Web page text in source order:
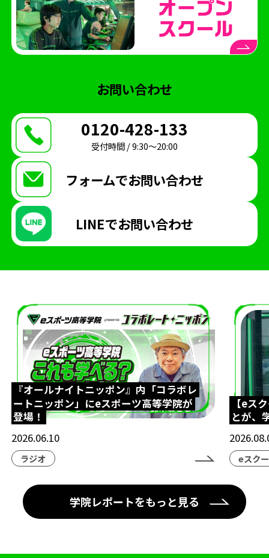
ふくおか経済
専門高校
修学旅行
課外授業
体験会
eスクールジャーナル
横浜開港祭
パシフィコ横浜
木村県知事
くまモン
ガリットチュウ
スザンヌ
第五人格
REJECT
Arneb
生徒インタビュー
国際交流
テキサスクリスチャン大学
eスポーツ英会話
ゲームトレーニング
ぷよぷよ
入間市 自治体
ボランティア
Apex Legends
東京大学 UTeS
防音室
博多
九州 博多駅 福岡
博多マルイ
時間割
新学年
ドイツ大使館
ハリーポッター
劇
クリエイター部
eスポーツ
ネスフェス
eスポーツ高等学院熊本校
eスポーツ高等学院博多校
横浜市
お問い合わせ
0120-428-133
受付時間 / 9:30〜20:00
フォームでお問い合わせ
LINEでお問い合わせ
『オールナイトニッポン』内「コラボレ
ートニッポン」にeスポーツ高等学院が
登場！
2026.06.10
ラジオ
【eス
とが、
eスク
学院レポートをもっと見る